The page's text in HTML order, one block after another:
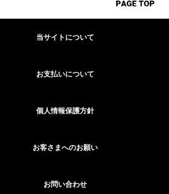
当サイトについて
お支払いについて
個人情報保護方針
お客さまへのお願い
お問い合わせ